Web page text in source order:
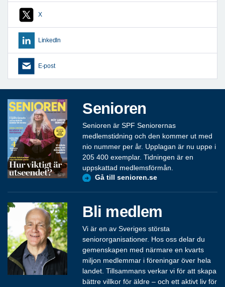
X
LinkedIn
E-post
Senioren
Senioren är SPF Seniorernas
medlemstidning och den kommer ut med
nio nummer per år. Upplagan är nu uppe i
205 400 exemplar. Tidningen är en
uppskattad medlemsförmån.
Gå till senioren.se
Bli medlem
Vi är en av Sveriges största
seniororganisationer. Hos oss delar du
gemenskapen med närmare en kvarts
miljon medlemmar i föreningar över hela
landet. Tillsammans verkar vi för att skapa
bättre villkor för äldre – och ett aktivt liv för